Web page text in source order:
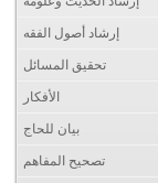
إرشاد أصول الفقه
تحقيق المسائل
الأفكار
بيان للحاج
تصحيح المفاهم